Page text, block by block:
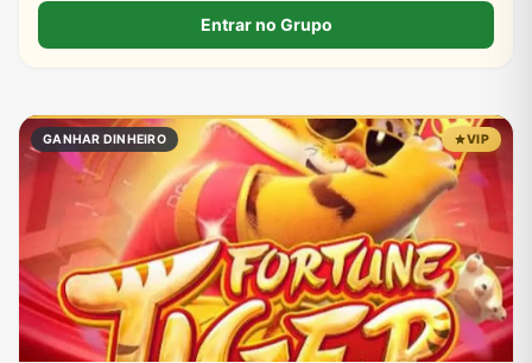
& bancas ✔ Conteúdo exclusivo
Entrar no Grupo
GANHAR DINHEIRO VIP